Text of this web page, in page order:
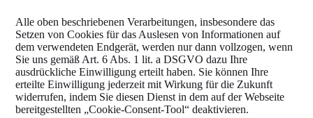
Alle oben beschriebenen Verarbeitungen, insbesondere das
Setzen von Cookies für das Auslesen von Informationen auf
dem verwendeten Endgerät, werden nur dann vollzogen, wenn
Sie uns gemäß Art. 6 Abs. 1 lit. a DSGVO dazu Ihre
ausdrückliche Einwilligung erteilt haben. Sie können Ihre
erteilte Einwilligung jederzeit mit Wirkung für die Zukunft
widerrufen, indem Sie diesen Dienst in dem auf der Webseite
bereitgestellten „Cookie-Consent-Tool“ deaktivieren.